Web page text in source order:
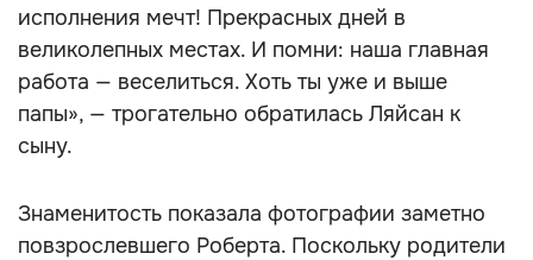
исполнения мечт! Прекрасных дней в
великолепных местах. И помни: наша главная
работа — веселиться. Хоть ты уже и выше
папы», — трогательно обратилась Ляйсан к
сыну.
Знаменитость показала фотографии заметно
повзрослевшего Роберта. Поскольку родители